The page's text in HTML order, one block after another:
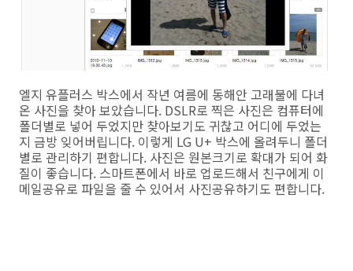
엘지 유플러스 박스에서 작년 여름에 동해안 고래불에 다녀
온 사진을 찾아 보았습니다. DSLR로 찍은 사진은 컴퓨터에
폴더별로 넣어 두었지만 찾아보기도 귀찮고 어디에 두었는
지 금방 잊어버립니다. 이렇게 LG U+ 박스에 올려두니 폴더
별로 관리하기 편합니다. 사진은 원본크기로 확대가 되어 화
질이 좋습니다. 스마트폰에서 바로 업로드해서 친구에게 이
메일공유로 파일을 줄 수 있어서 사진공유하기도 편합니다.